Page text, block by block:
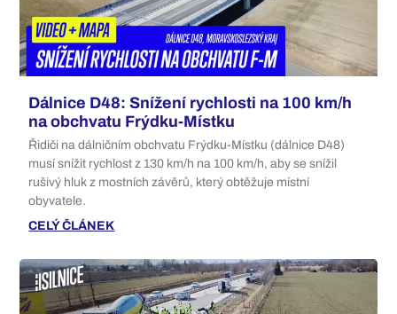
Dálnice D48: Snížení rychlosti na 100 km/h
na obchvatu Frýdku-Místku
Řidiči na dálničním obchvatu Frýdku-Místku (dálnice D48)
musí snížit rychlost z 130 km/h na 100 km/h, aby se snížil
rušivý hluk z mostních závěrů, který obtěžuje místní
obyvatele.
CELÝ ČLÁNEK